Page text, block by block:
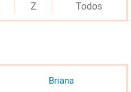
Z Todos
Briana